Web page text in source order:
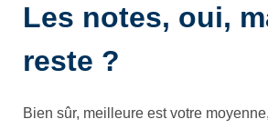
Les notes, oui,
reste ?
Bien sûr, meilleure est votre